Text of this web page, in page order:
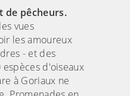
de pêcheurs.
vues
les amoureux
- et des
d'oiseaux
à Goriaux ne